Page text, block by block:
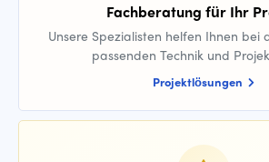
Fachberatung für Ihr
Unsere Spezialisten helfen Ihnen bei
passenden Technik und
Projektlösungen